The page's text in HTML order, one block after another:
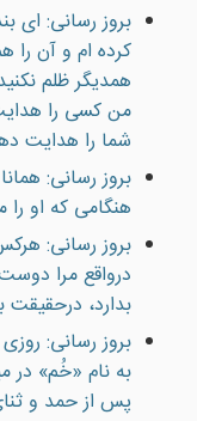
بروز رسانی: اى
كرده ام و آن را
همديگر ظلم
من كسى را
شما را هدايت
بروز رسانی:
هنگامى كه او
بروز رسانی:
درواقع مرا
بدارد،
بروز رسانی:
به نام «خُم» در
پس از حمد و